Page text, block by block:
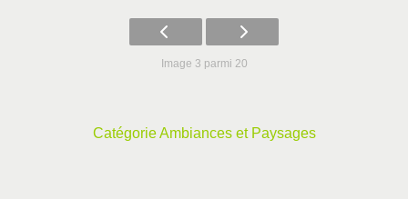
Image 3 parmi 20
Catégorie Ambiances et Paysages